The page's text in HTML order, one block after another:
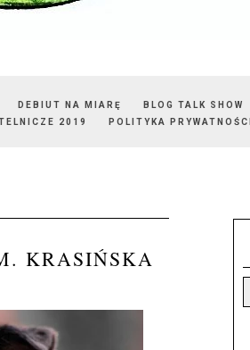
DEBIUT NA MIARĘ BLOG TALK SHOW
2019 POLITYKA PRYWATNOŚCI
KRASIŃSKA